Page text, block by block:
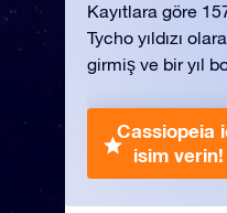
Kayıtlara göre
Tycho yıldızı
girmiş ve bir yıl
Cassiopeia
isim verin!